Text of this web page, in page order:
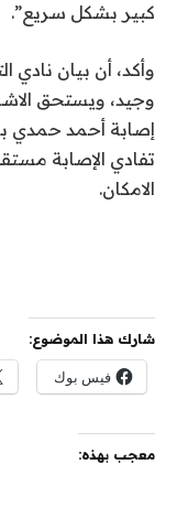
كبير بشكل سريع”.
وأكد، أن بيان
وجيد، ويستحق
إصابة أحمد حمدي
تفادي الإصابة
الامكان.
شارك هذا الموضوع:
فيس بوك
معجب بهذه: